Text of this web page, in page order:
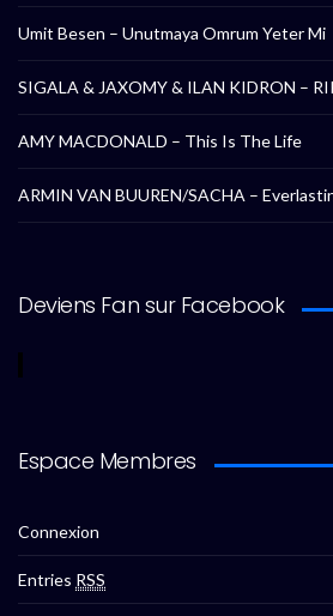
Umit Besen – Unutmaya Omrum Yeter Mi
SIGALA & JAXOMY & ILAN KIDRON –
AMY MACDONALD – This Is The Life
ARMIN VAN BUUREN/SACHA –
Deviens Fan sur Facebook
Espace Membres
Connexion
Entries RSS